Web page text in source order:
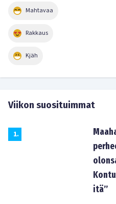
Mahtavaa
Rakkaus
Kjäh
Viikon suosituimmat
1.
itä”